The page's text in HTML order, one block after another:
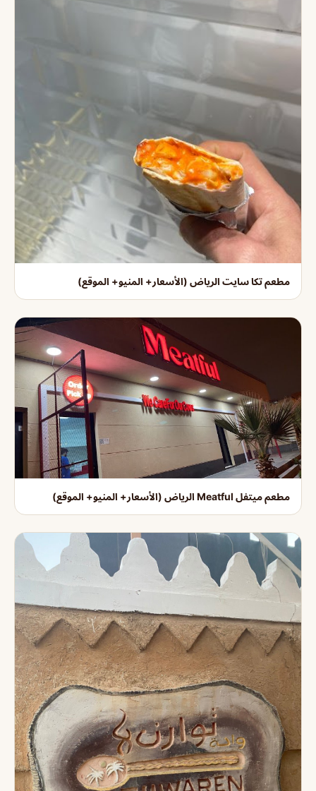
مطعم تكا سايت الرياض (الأسعار+ المنيو+ الموقع)
مطعم ميتفل Meatful الرياض (الأسعار+ المنيو+ الموقع)